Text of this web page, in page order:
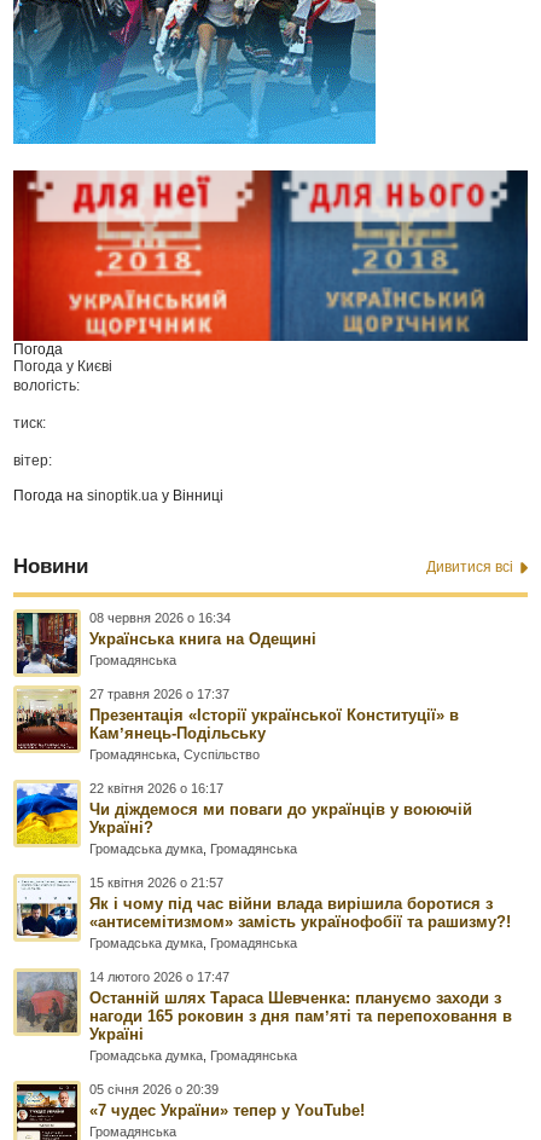
Погода
Погода у Києві
вологість:
тиск:
вітер:
Погода наsinoptik.ua у Вінниці
Новини Дивитися всі
08 червня 2026 о 16:34
Українська книга на Одещині
Громадянська
27 травня 2026 о 17:37
Презентація «Історії української Конституції» в
Камʼянець-Подільську
Громадянська ,Суспільство
22 квітня 2026 о 16:17
Чи діждемося ми поваги до українців у воюючій
Україні?
Громадська думка Громадянська
15 квітня 2026 о 21:57
Як і чому під час війни влада вирішила боротися з
«антисемітизмом» замість українофобії та рашизму?!
Громадська думка Громадянська
14 лютого 2026 о 17:47
Останній шлях Тараса Шевченка: плануємо заходи з
нагоди 165 роковин з дня памʼяті та перепоховання в
Україні
Громадська думка Громадянська
05 січня 2026 о 20:39
«7 чудес України» тепер у YouTube!
Громадянська